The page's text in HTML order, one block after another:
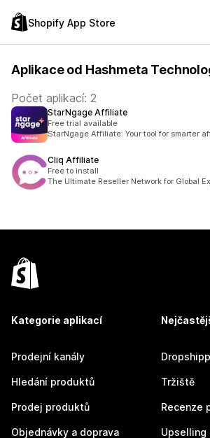
Shopify App Store
Aplikace od Hashmeta
Počet aplikací: 2
StarNgage Affiliate
Free trial available
StarNgage Affiliate: Your tool for smarter
Cliq Affiliate
Free to install
The Ultimate Reseller Network for Global
Kategorie aplikací
Prodejní kanály
Hledání produktů
Prodej produktů
Objednávky a doprava
Tržiště
Recenze
Upselling